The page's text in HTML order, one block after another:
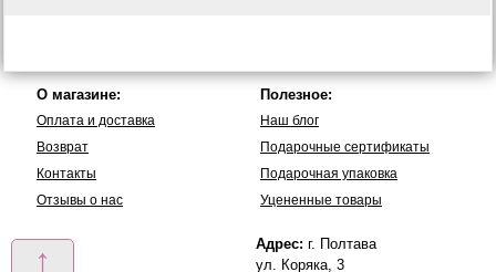
↑
О магазине:
Оплата и доставка
Возврат
Контакты
Отзывы о нас
Полезное:
Наш блог
Подарочные сертификаты
Подарочная упаковка
Уцененные товары
Адрес: г. Полтава
ул. Коряка, 3